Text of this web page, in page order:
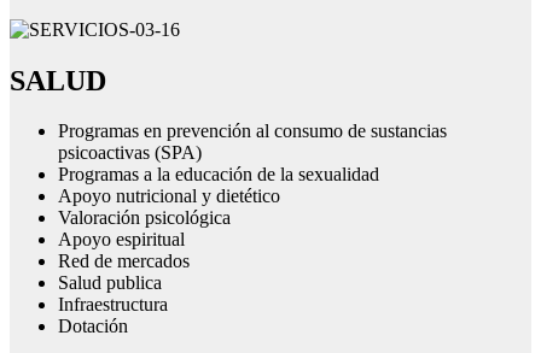
SALUD
Programas en prevención al consumo de sustancias
psicoactivas (SPA)
Programas a la educación de la sexualidad
Apoyo nutricional y dietético
Valoración psicológica
Apoyo espiritual
Red de mercados
Salud publica
Infraestructura
Dotación